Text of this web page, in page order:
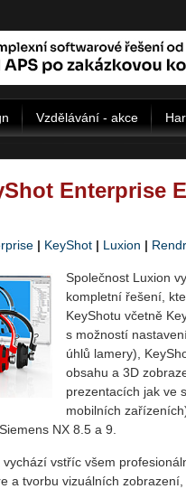
Vzdělávání - akce
Enterprise
| KeyShot | Luxion |
Společnost Luxion
kompletní řešení,
KeyShotu včetně
s možností
úhlů lamery),
obsahu a 3D
prezentacích jak ve
mobilních
NX 8.5 a 9.
vstříc všem
a tvorbu vizuálních